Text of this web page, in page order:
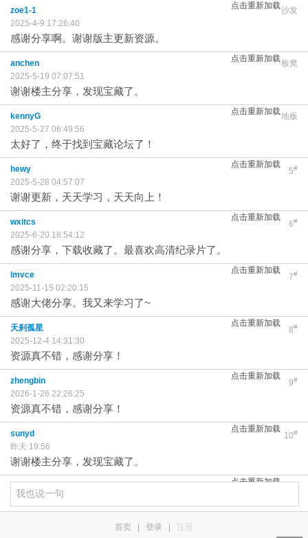
点击重新加载沙发
zoe1-1
2025-4-9 17:26:40
感谢分享啊。谢谢版主更新资源。
点击重新加载板凳
anchen
2025-5-19 07:07:51
谢谢楼主分享，发现宝藏了。
点击重新加载地板
kennyG
2025-5-27 06:49:56
太好了，终于找到宝藏论坛了！
点击重新加载
5#
hewy
2025-5-28 04:57:07
谢谢更新，天天学习，天天向上！
点击重新加载
6#
wxitcs
2025-6-20 18:54:12
感谢分享，下载收藏了。最喜欢高清纪录片了。
点击重新加载
7#
lmvce
2025-11-15 02:20:15
感谢大佬分享。我又来学习了~
点击重新加载
8#
天刹孤星
2025-12-4 14:31:30
资源真不错，感谢分享！
点击重新加载
9#
zhengbin
2026-1-26 22:26:25
资源真不错，感谢分享！
点击重新加载
10#
sunyd
昨天 19:56
谢谢楼主分享，发现宝藏了。
点击重新加载
首页 登录 注册